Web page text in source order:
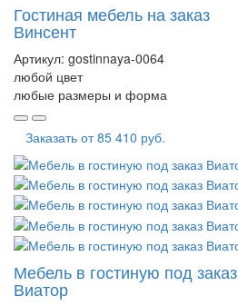
Гостиная мебель на заказ
Винсент
Артикул: gostinnaya-0064
любой цвет
любые размеры и форма
Заказать от85 410 руб.
Мебель в гостиную под заказ
Виатор